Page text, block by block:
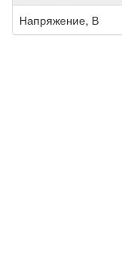
Напряжение, В